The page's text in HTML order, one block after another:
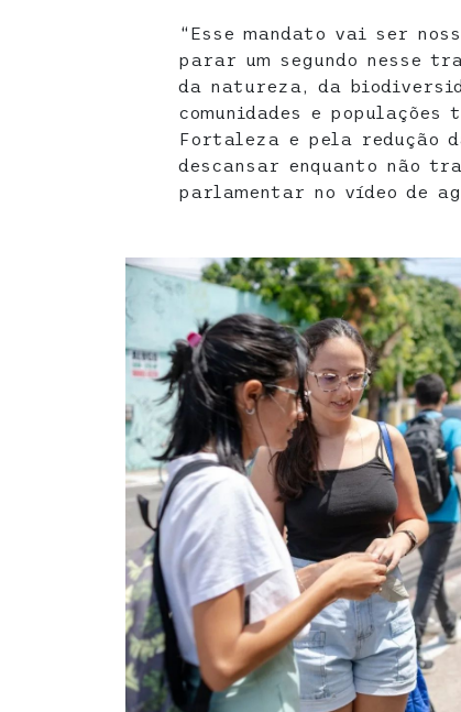
“Esse mandato vai ser
parar um segundo nesse
da natureza, da
comunidades e
Fortaleza e pela redução
descansar enquanto não
parlamentar no vídeo de